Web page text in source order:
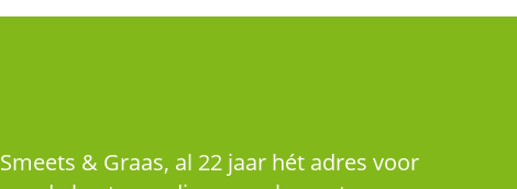
Smeets & Graas, al 22 jaar hét adres voor